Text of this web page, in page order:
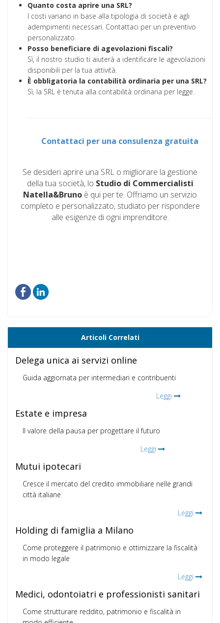
Quanto costa aprire una SRL?
I costi variano in base alla tipologia di società e agli
adempimenti necessari. Contattaci per un preventivo
personalizzato.
Posso beneficiare di agevolazioni fiscali?
Sì, il nostro studio ti aiuterà a identificare le agevolazioni
disponibili per la tua attività.
È obbligatoria la contabilità ordinaria per una SRL?
Sì, la SRL è tenuta alla contabilità ordinaria per legge.
Contattaci per una consulenza gratuita
Se desideri aprire una SRL o migliorare la gestione
della tua società, lo Studio di Commercialisti
Natella&Bruno è qui per te. Offriamo un servizio
completo e personalizzato, studiato per rispondere
alle esigenze di ogni imprenditore.
Articoli Correlati
Delega unica ai servizi online
Guida aggiornata per intermediari e contribuenti
Leggi
Estate e impresa
Il valore della pausa per progettare il futuro
Leggi
Mutui ipotecari
Cresce il mercato del credito immobiliare nelle grandi
città italiane
Leggi
Holding di famiglia a Milano
Come proteggere il patrimonio e ottimizzare la fiscalità
in modo legale
Leggi
Medici, odontoiatri e professionisti sanitari
Come strutturare reddito, patrimonio e fiscalità in